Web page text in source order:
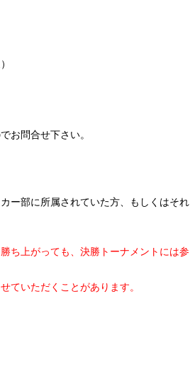
お問合せ下さい。
ー部に所属されていた方、もしくはそれ
ち上がっても、決勝トーナメントには参
ていただくことがあります。